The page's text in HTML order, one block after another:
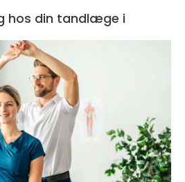
hos din tandlæge i